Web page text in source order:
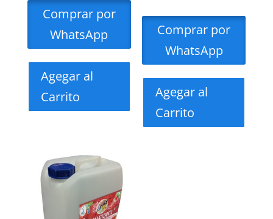
Comprar por
WhatsApp
Agegar al
Carrito
Comprar por
WhatsApp
Agegar al
Carrito